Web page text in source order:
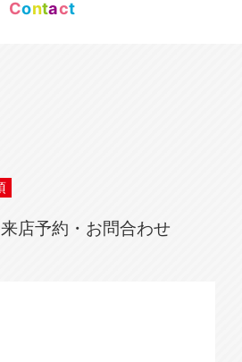
Contact
来店予約・お問合わせ